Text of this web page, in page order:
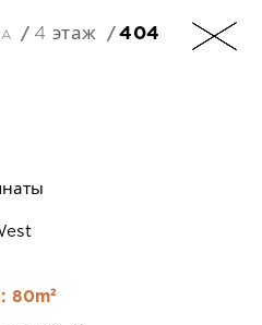
RU
4 этаж 404